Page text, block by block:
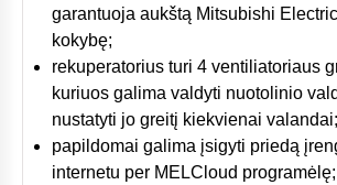
garantuoja aukštą Mitsubishi
kokybę;
rekuperatorius turi 4 ventiliatoriaus
kuriuos galima valdyti nuotolinio
nustatyti jo greitį kiekvienai valandai;
papildomai galima įsigyti priedą
internetu per MELCloud programėlę;